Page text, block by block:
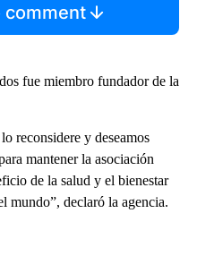
comment
fue miembro fundador de la
reconsidere y deseamos
mantener la asociación
de la salud y el bienestar
mundo”, declaró la agencia.